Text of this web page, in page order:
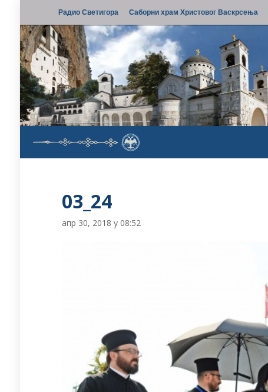
Радио Светигора Саборни храм Христовог Васкрсења
03_24
апр 30, 2018 у 08:52